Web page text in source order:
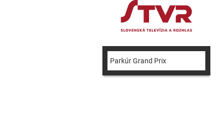
Parkúr Grand Prix